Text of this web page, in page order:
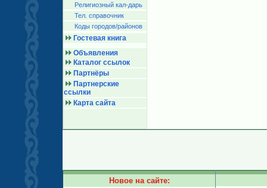
Религиозный кал-дарь
Тел. справочник
Коды городов/райoнов
Гостевая книга
Объявления
Каталог ссылок
Партнёры
Партнерские
ссылки
Карта сайта
Новое на сайте: